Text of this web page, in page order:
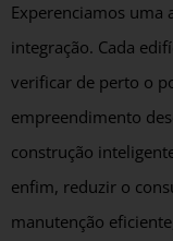
Experenciamos uma
integração. Cada
verificar de perto o
empreendimento
construção
enfim, reduzir o
manutenção